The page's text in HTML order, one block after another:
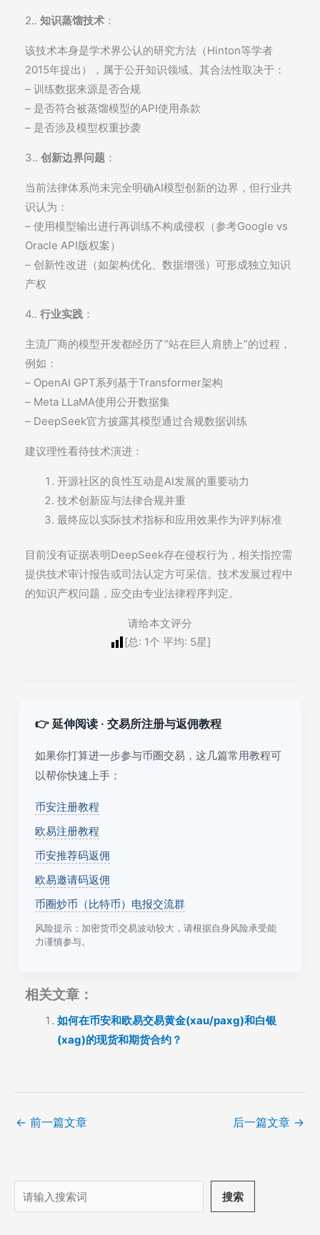
2.. 知识蒸馏技术 ：
该技术本身是学术界公认的研究方法（Hinton等学者
2015年提出），属于公开知识领域。其合法性取决于：
– 训练数据来源是否合规
– 是否符合被蒸馏模型的API使用条款
– 是否涉及模型权重抄袭
3.. 创新边界问题 ：
当前法律体系尚未完全明确AI模型创新的边界，但行业共
识认为：
– 使用模型输出进行再训练不构成侵权（参考Google vs
Oracle API版权案）
– 创新性改进（如架构优化、数据增强）可形成独立知识
产权
4.. 行业实践 ：
主流厂商的模型开发都经历了”站在巨人肩膀上”的过程，
例如：
– OpenAI GPT系列基于Transformer架构
– Meta LLaMA使用公开数据集
– DeepSeek官方披露其模型通过合规数据训练
建议理性看待技术演进：
开源社区的良性互动是AI发展的重要动力
技术创新应与法律合规并重
最终应以实际技术指标和应用效果作为评判标准
目前没有证据表明DeepSeek存在侵权行为，相关指控需
提供技术审计报告或司法认定方可采信。技术发展过程中
的知识产权问题，应交由专业法律程序判定。
请给本文评分
[总: 1个 平均: 5星]
👉 延伸阅读 · 交易所注册与返佣教程
如果你打算进一步参与币圈交易，这几篇常用教程可
以帮你快速上手：
币安注册教程
欧易注册教程
币安推荐码返佣
欧易邀请码返佣
币圈炒币（比特币）电报交流群
风险提示：加密货币交易波动较大，请根据自身风险承受能
力谨慎参与。
相关文章：
如何在币安和欧易交易黄金(xau/paxg)和白银
(xag)的现货和期货合约？
← 前一篇文章 后一篇文章 →
搜
索
搜索